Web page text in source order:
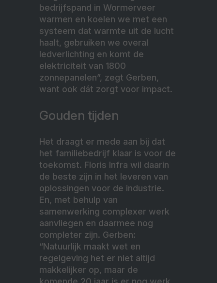
bedrijfspand in Wormerveer
warmen en koelen we met een
systeem dat warmte uit de lucht
haalt, gebruiken we overal
ledverlichting en komt de
elektriciteit van 1800
zonnepanelen”, zegt Gerben,
want ook dát zorgt voor impact.
Gouden tijden
Het draagt er mede aan bij dat
het familiebedrijf klaar is voor de
toekomst. Floris Infra wil daarin
de beste zijn in het leveren van
oplossingen voor de industrie.
En, met behulp van
samenwerking complexer werk
aanvliegen en daarmee nog
completer zijn. Gerben:
“Natuurlijk maakt wet en
regelgeving het er niet altijd
makkelijker op, maar de